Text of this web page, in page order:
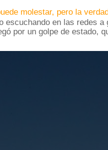
molestar, pero la
escuchando en las redes
por un golpe de estado,